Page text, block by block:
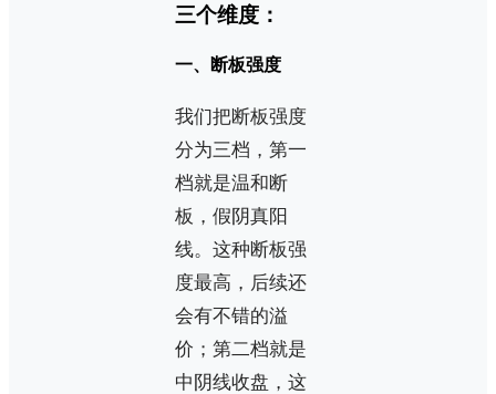
三个维度：
一、断板强度
我们把断板强度
分为三档，第一
档就是温和断
板，假阴真阳
线。这种断板强
度最高，后续还
会有不错的溢
价；第二档就是
中阴线收盘，这